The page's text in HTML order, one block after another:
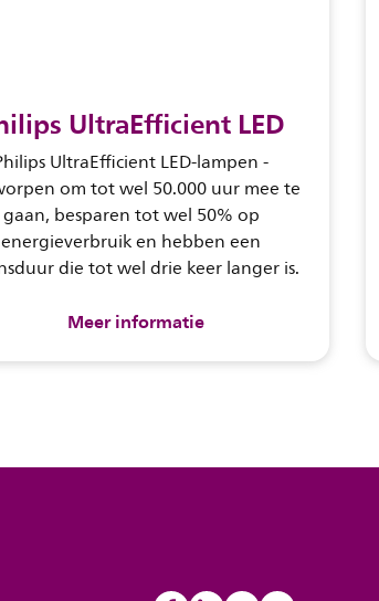
UltraEfficient LED
UltraEfficient LED-lampen -
om tot wel 50.000 uur mee te
gaan, besparen tot wel 50% op
energieverbruik en hebben een
die tot wel drie keer langer is.
Meer informatie